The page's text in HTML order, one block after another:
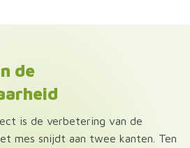
de
is de verbetering van de
mes snijdt aan twee kanten. Ten